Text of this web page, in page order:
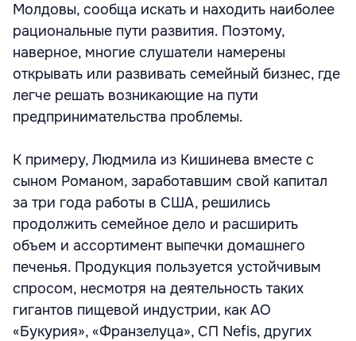
Молдовы, сообща искать и находить наиболее
рациональные пути развития. Поэтому,
наверное, многие слушатели намерены
открывать или развивать семейный бизнес, где
легче решать возникающие на пути
предпринимательства проблемы.
К примеру, Людмила из Кишинева вместе с
сыном Романом, заработавшим свой капитал
за три года работы в США, решились
продолжить семейное дело и расширить
объем и ассортимент выпечки домашнего
печенья. Продукция пользуется устойчивым
спросом, несмотря на деятельность таких
гигантов пищевой индустрии, как АО
«Букурия», «Франзелуца», СП Nefis, других